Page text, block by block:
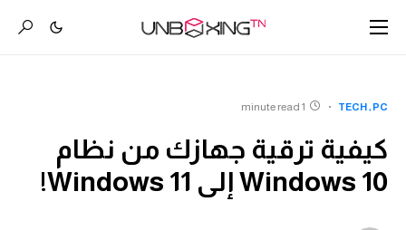
PC
TECH
1 minute read
كيفية ترقية جهازك من نظام
Windows 10 إلى Windows 11!